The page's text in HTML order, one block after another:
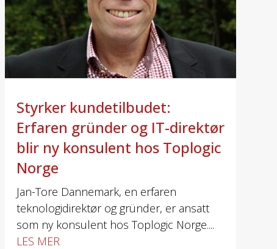
Styrker kundetilbudet:
Erfaren gründer og IT-direktør
blir ny konsulent hos Toplogic
Norge
Jan-Tore Dannemark, en erfaren
teknologidirektør og gründer, er ansatt
som ny konsulent hos Toplogic Norge....
LES MER